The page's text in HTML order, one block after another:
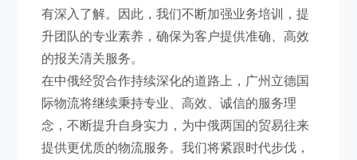
有深入了解。因此，我们不断加强业务培训，提
升团队的专业素养，确保为客户提供准确、高效
的报关清关服务。
在中俄经贸合作持续深化的道路上，广州立德国
际物流将继续秉持专业、高效、诚信的服务理
念，不断提升自身实力，为中俄两国的贸易往来
提供更优质的物流服务。我们将紧跟时代步伐，